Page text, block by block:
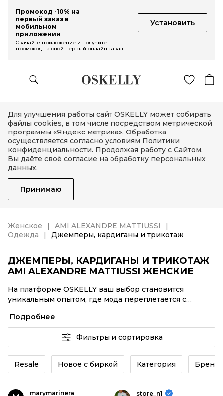
Промокод -10% на
первый заказ в
мобильном
приложении
Установить
Скачайте приложение и получите
промокод на свой первый онлайн-заказ
Для улучшения работы сайт OSKELLY может собирать
файлы cookies, в том числе посредством метрической
программы «Яндекс метрика». Обработка
осуществляется согласно условиям Политики
конфиденциальности. Продолжая работу с Сайтом,
Вы даёте своё согласие на обработку персональных
данных.
Принимаю
Женское
AMI ALEXANDRE MATTIUSSI
Одежда
Джемперы, кардиганы и трикотаж
ДЖЕМПЕРЫ, КАРДИГАНЫ И ТРИКОТАЖ
AMI ALEXANDRE MATTIUSSI ЖЕНСКИЕ
На платформе OSKELLY ваш выбор становится
уникальным опытом, где мода переплетается с
аутентификация каждого заказа – Джемперы,
кардиганы и трикотаж AMI ALEXANDRE MATTIUSSI
женские от селлеров OSKELLY с быстрой доставкой
по России. Ваш стиль не ждет, и мы тоже! Винтажные
изделия или Джемперы, кардиганы и трикотаж AMI
ALEXANDRE MATTIUSSI женские из новых коллекций
целой экосистемой инструментов.
Подробнее
Фильтры и сортировка
Resale Новое с биркой Категория Бренд
marymarinera
store_n1